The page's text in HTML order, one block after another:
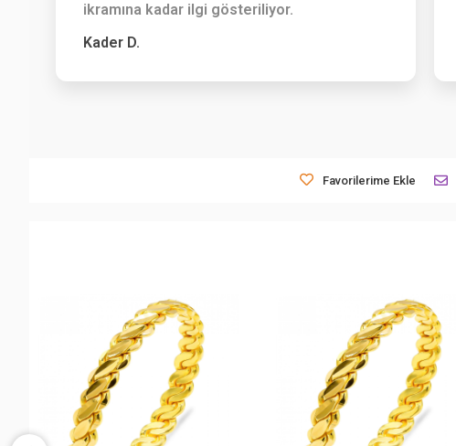
ikramına kadar ilgi gösteriliyor.
Kader D.
Favorilerime Ekle